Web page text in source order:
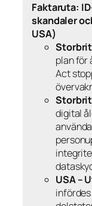
Faktaruta:
skandaler
USA)
plan för
Act
digital
USA –